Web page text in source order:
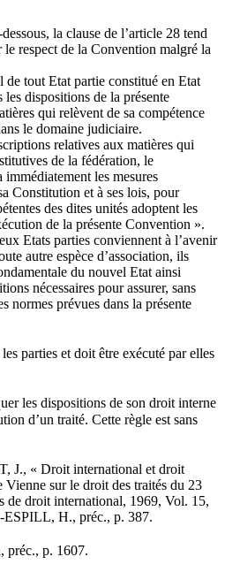
la clause de l’article 28 tend
respect de la Convention malgré la
tout Etat partie constitué en Etat
dispositions de la présente
qui relèvent de sa compétence
le domaine judiciaire.
relatives aux matières qui
de la fédération, le
les mesures
Constitution et à ses lois, pour
des dites unités adoptent les
de la présente Convention ».
Etats parties conviennent à l’avenir
autre espèce d’association, ils
du nouvel Etat ainsi
nécessaires pour assurer, sans
normes prévues dans la présente
parties et doit être exécuté par elles
les dispositions de son droit interne
d’un traité. Cette règle est sans
J., « Droit international et droit
sur le droit des traités du 23
de droit international, 1969, Vol. 15,
ESPILL, H., préc., p. 387.
préc., p. 1607.